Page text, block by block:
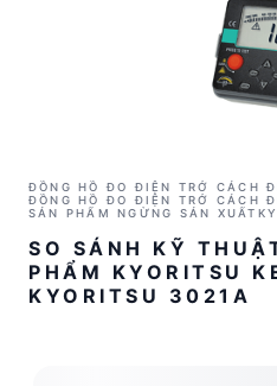
ĐỒNG HỒ ĐO ĐIỆN TRỞ CÁCH
(1000V/2GΩ)
ĐỒNG HỒ ĐO ĐIỆN TRỞ CÁCH
SẢN PHẨM NGỪNG SẢN XUẤT
SO SÁNH KỸ
PHẨM KYORITSU
KYORITSU 3021A